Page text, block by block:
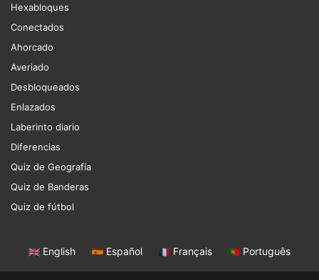
Hexabloques
Conectados
Ahorcado
Averiado
Desbloqueados
Enlazados
Laberinto diario
Diferencias
Quiz de Geografía
Quiz de Banderas
Quiz de fútbol
English Español Français Português